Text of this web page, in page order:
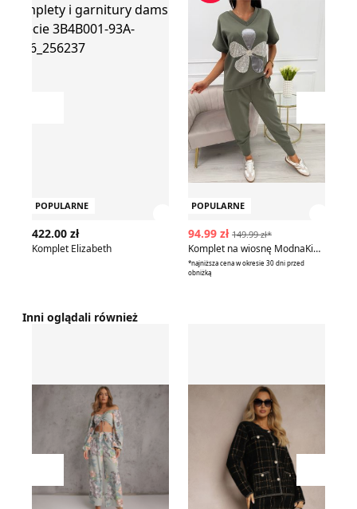
POPULARNE
422.00 zł
Komplet Elizabeth
POPULARNE
94.99 zł 149.99 zł*
Komplet na wiosnę ModnaKiecka.pl
*najniższa cena w okresie 30 dni przed
obniżką
Inni oglądali również
Przesuń w lewo